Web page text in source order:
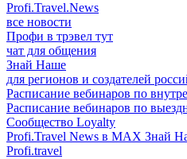
Profi.Travel.News
все новости
Профи в трэвел тут
чат для общения
Знай Наше
для регионов и создателей
Расписание вебинаров по
Расписание вебинаров по
Сообщество Loyalty
Profi.Travel News в MAX Знай
Profi.travel